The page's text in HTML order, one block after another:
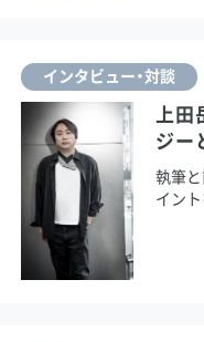
インタビュー・対談
上田
ジー
執筆
イン